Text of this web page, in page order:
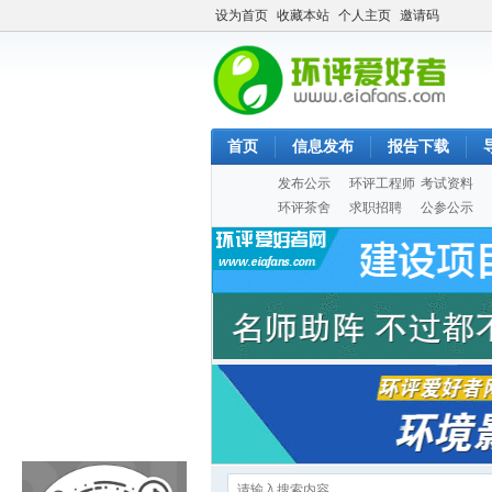
设为首页 收藏本站 个人主页 邀请码
首页 信息发布 报告下载
发布公示 环评工程师 考试资料
环评茶舍
求职招聘 公参公示